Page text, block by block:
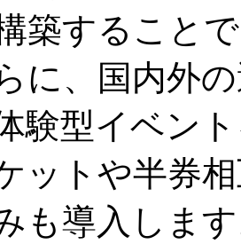
築すること
に、国内外
験型イベン
ットや半券
も導入しま